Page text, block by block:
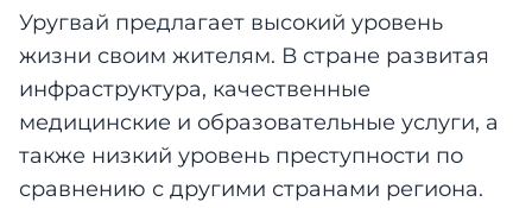
Уругвай предлагает высокий уровень
жизни своим жителям. В стране развитая
инфраструктура, качественные
медицинские и образовательные услуги, а
также низкий уровень преступности по
сравнению с другими странами региона.